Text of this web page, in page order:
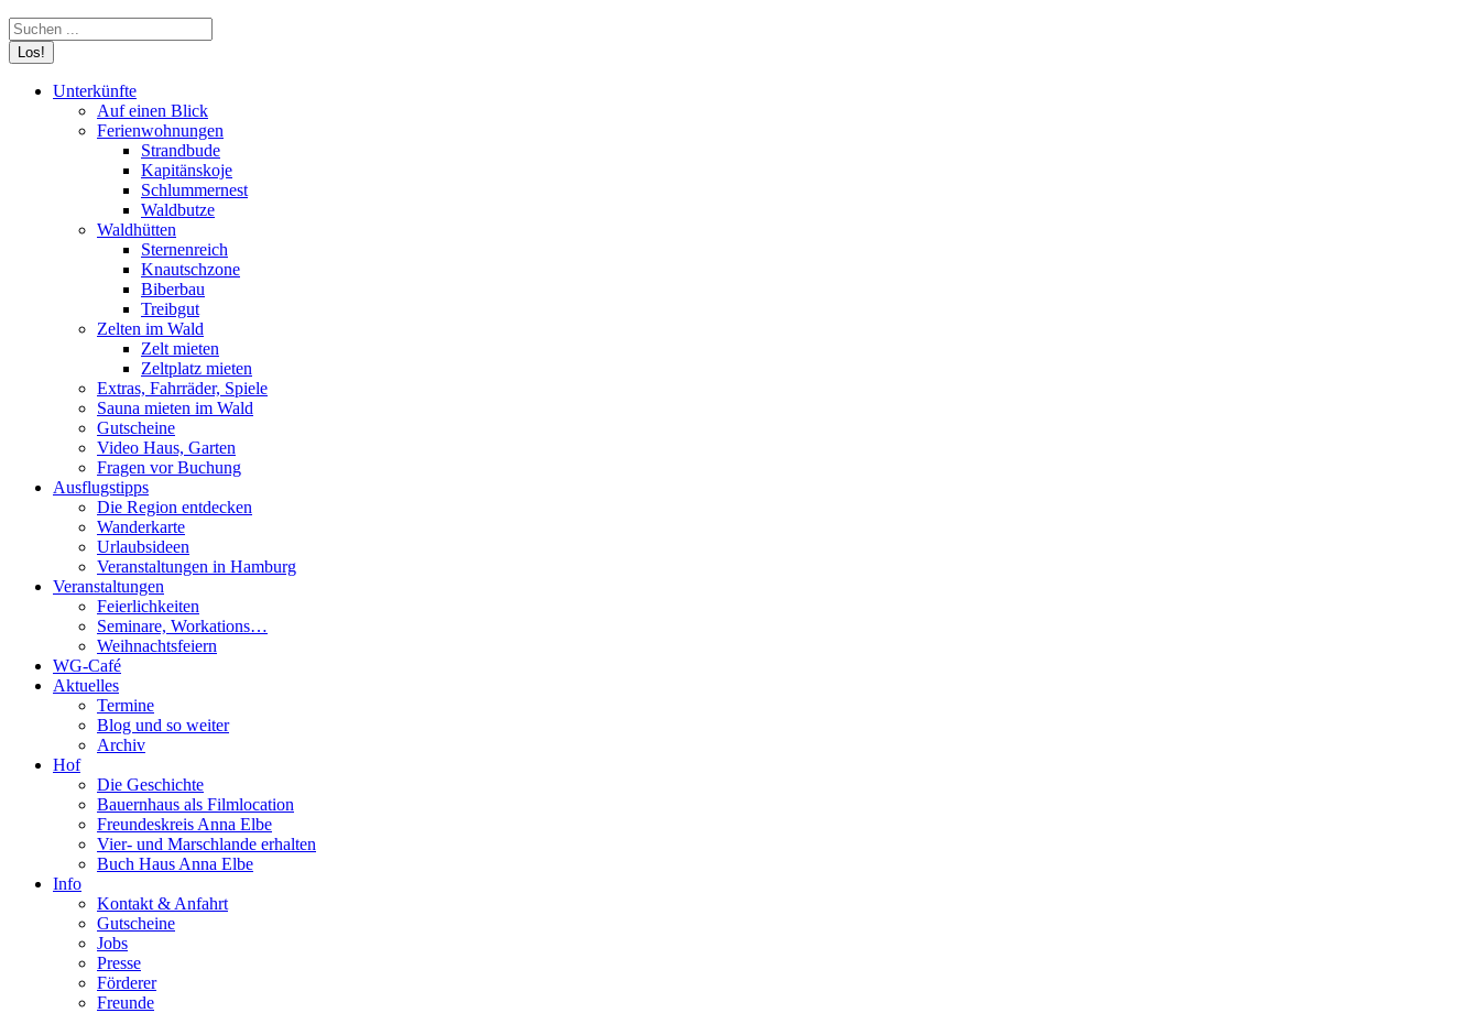
Search:
Unterkünfte
Auf einen Blick
Ferienwohnungen
Strandbude
Kapitänskoje
Schlummernest
Waldbutze
Waldhütten
Sternenreich
Knautschzone
Biberbau
Treibgut
Zelten im Wald
Zelt mieten
Zeltplatz mieten
Extras, Fahrräder, Spiele
Sauna mieten im Wald
Gutscheine
Video Haus, Garten
Fragen vor Buchung
Ausflugstipps
Die Region entdecken
Wanderkarte
Urlaubsideen
Veranstaltungen in Hamburg
Veranstaltungen
Feierlichkeiten
Seminare, Workations…
Weihnachtsfeiern
WG-Café
Aktuelles
Termine
Blog und so weiter
Archiv
Hof
Die Geschichte
Bauernhaus als Filmlocation
Freundeskreis Anna Elbe
Vier- und Marschlande erhalten
Buch Haus Anna Elbe
Info
Kontakt & Anfahrt
Gutscheine
Jobs
Presse
Förderer
Freunde